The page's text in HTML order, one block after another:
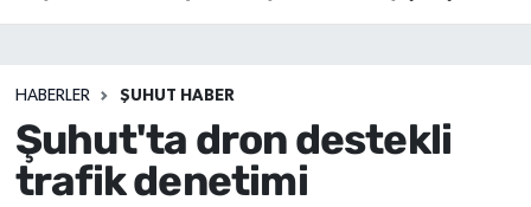
HABERLER ŞUHUT HABER
Şuhut'ta dron destekli
trafik denetimi
Sağlık
Eğitim